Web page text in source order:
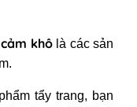
khô là các sản
tẩy trang, bạn